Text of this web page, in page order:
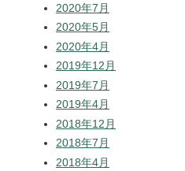
2020年7月
2020年5月
2020年4月
2019年12月
2019年7月
2019年4月
2018年12月
2018年7月
2018年4月